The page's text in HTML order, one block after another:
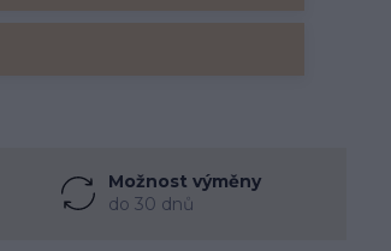
Možnost výměny
do 30 dnů